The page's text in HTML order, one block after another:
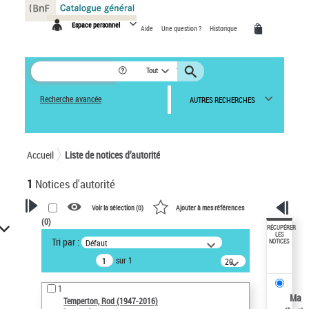
Espace personnel Aide Une question ? Historique
Tout
Recherche avancée AUTRES RECHERCHES
Accueil Liste de notices d’autorité
1 Notices d'autorité
VOTRE RECHERCHE
Recherche avancée dans les
notices d’autorité
Œuvres liées à l'auteur :
Temperton, Rod (1947-2016)
Voir la sélection (0) Ajouter à mes références
(0)
Tri par : Défaut
sur 1
20
résultats/page
1
Temperton, Rod (1947-2016)
RÉCUPÉRER
LES
NOTICES
Ma
Panneau de gestion des cookies